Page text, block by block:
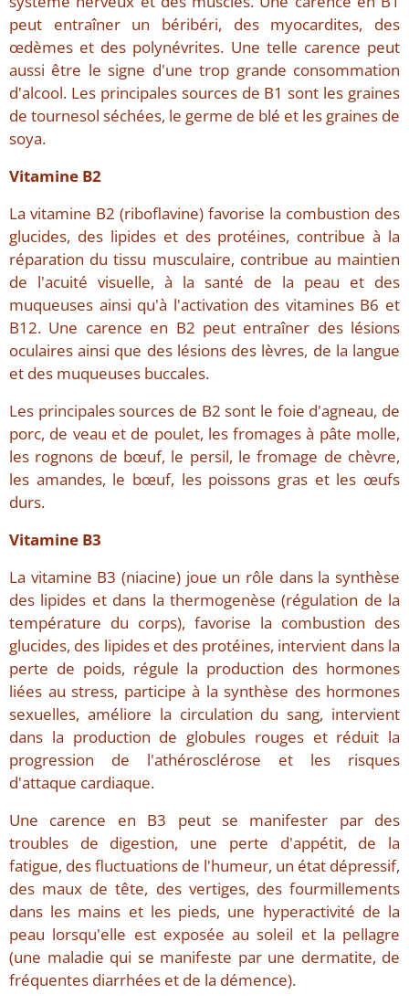
peut entraîner un béribéri, des myocardites, des
œdèmes et des polynévrites. Une telle carence peut
aussi être le signe d'une trop grande consommation
d'alcool. Les principales sources de B1 sont les graines
de tournesol séchées, le germe de blé et les graines de
soya.
Vitamine B2
La vitamine B2 (riboflavine) favorise la combustion des
glucides, des lipides et des protéines, contribue à la
réparation du tissu musculaire, contribue au maintien
de l'acuité visuelle, à la santé de la peau et des
muqueuses ainsi qu'à l'activation des vitamines B6 et
B12. Une carence en B2 peut entraîner des lésions
oculaires ainsi que des lésions des lèvres, de la langue
et des muqueuses buccales.
Les principales sources de B2 sont le foie d'agneau, de
porc, de veau et de poulet, les fromages à pâte molle,
les rognons de bœuf, le persil, le fromage de chèvre,
les amandes, le bœuf, les poissons gras et les œufs
durs.
Vitamine B3
La vitamine B3 (niacine) joue un rôle dans la synthèse
des lipides et dans la thermogenèse (régulation de la
température du corps), favorise la combustion des
glucides, des lipides et des protéines, intervient dans la
perte de poids, régule la production des hormones
liées au stress, participe à la synthèse des hormones
sexuelles, améliore la circulation du sang, intervient
dans la production de globules rouges et réduit la
progression de l'athérosclérose et les risques
d'attaque cardiaque.
Une carence en B3 peut se manifester par des
troubles de digestion, une perte d'appétit, de la
fatigue, des fluctuations de l'humeur, un état dépressif,
des maux de tête, des vertiges, des fourmillements
dans les mains et les pieds, une hyperactivité de la
peau lorsqu'elle est exposée au soleil et la pellagre
(une maladie qui se manifeste par une dermatite, de
fréquentes diarrhées et de la démence).